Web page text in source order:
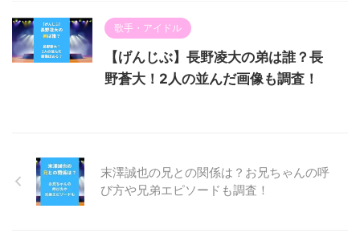
歌手・アイドル
【げんじぶ】長野凌大の弟は誰？長
野蒼大！2人の並んだ画像も調査！
末澤誠也の兄との関係は？お兄ちゃんの呼
び方や兄弟エピソードも調査！